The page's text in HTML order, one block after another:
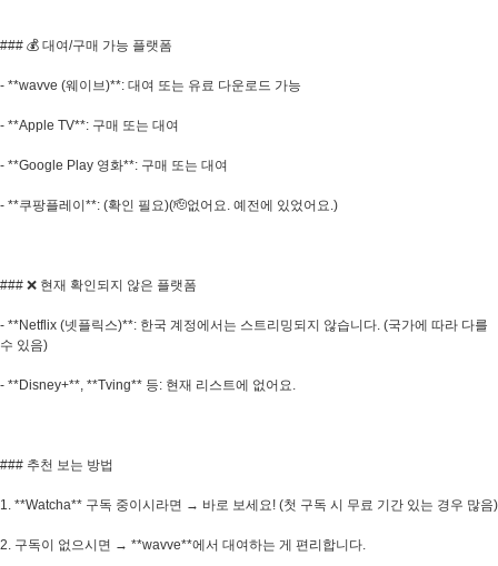
### 💰 대여/구매 가능 플랫폼
- **wavve (웨이브)**: 대여 또는 유료 다운로드 가능
- **Apple TV**: 구매 또는 대여
- **Google Play 영화**: 구매 또는 대여
- **쿠팡플레이**: (확인 필요)(🫡없어요. 예전에 있었어요.)
### ❌ 현재 확인되지 않은 플랫폼
- **Netflix (넷플릭스)**: 한국 계정에서는 스트리밍되지 않습니다. (국가에 따라 다를
수 있음)
- **Disney+**, **Tving** 등: 현재 리스트에 없어요.
### 추천 보는 방법
1. **Watcha** 구독 중이시라면 → 바로 보세요! (첫 구독 시 무료 기간 있는 경우 많음)
2. 구독이 없으시면 → **wavve**에서 대여하는 게 편리합니다.